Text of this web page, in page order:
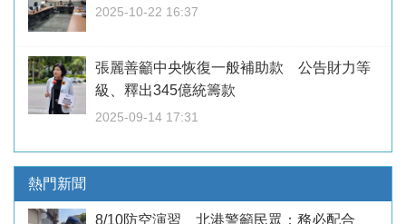
2025-10-22 16:37
張麗善籲中央恢復一般補助款 公告財力等
級、釋出345億統籌款
2025-09-14 17:31
熱門新聞
8/10防空演習 北港警籲民眾：務必配合